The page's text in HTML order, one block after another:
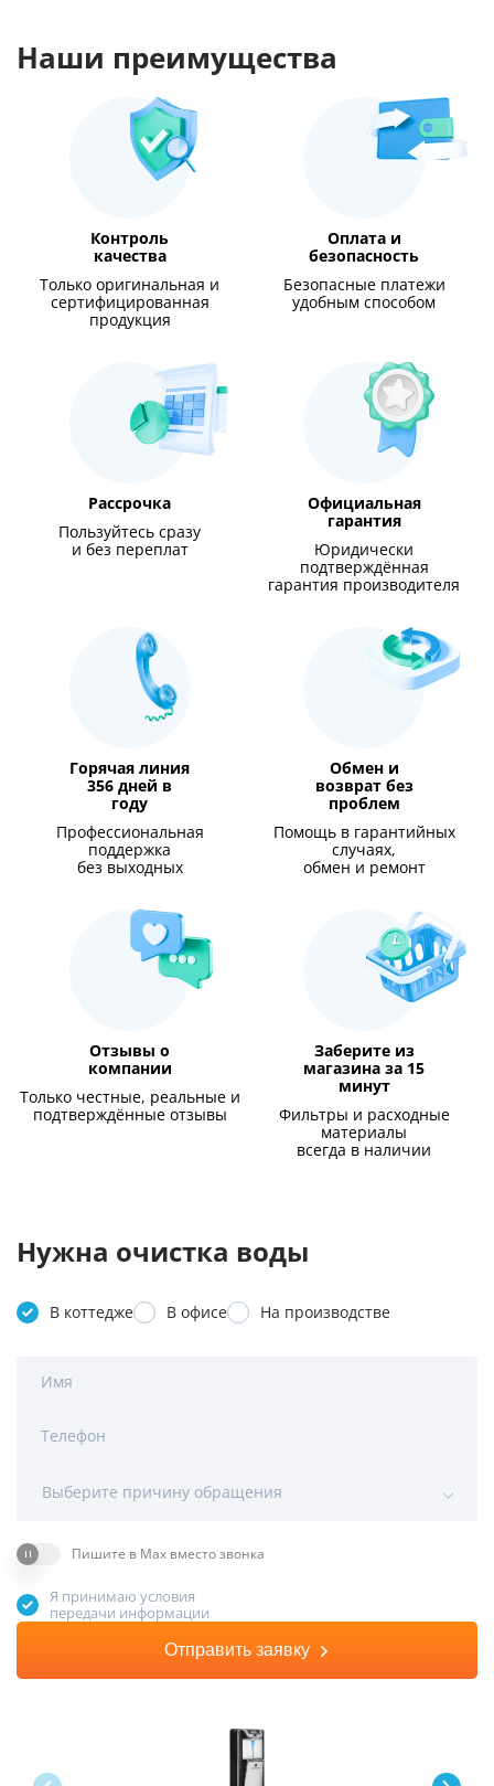
Наши преимущества
Контроль
качества
Только оригинальная и
сертифицированная
продукция
Оплата и
безопасность
Безопасные платежи
удобным способом
Рассрочка
Пользуйтесь сразу
и без переплат
Официальная
гарантия
Юридически
подтверждённая
гарантия производителя
Горячая линия
356 дней в
году
Профессиональная
поддержка
без выходных
Обмен и
возврат без
проблем
Помощь в гарантийных
случаях,
обмен и ремонт
Отзывы о
компании
Только честные, реальные и
подтверждённые отзывы
Заберите из
магазина за 15
минут
Фильтры и расходные
материалы
всегда в наличии
Нужна очистка воды
В коттедже В офисе На производстве
Имя
Телефон
Выберите причину обращения
Пишите в Max вместо звонка
Я принимаю условия
передачи информации
Отправить заявку